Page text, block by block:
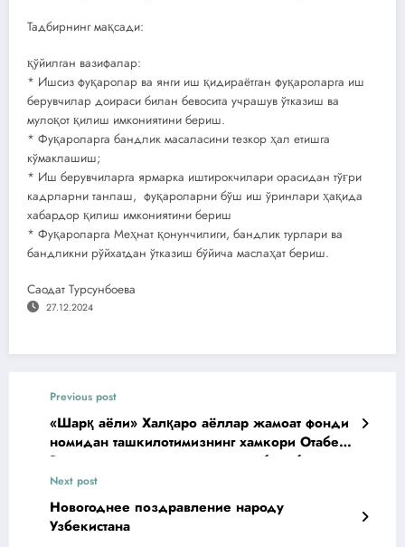
Тадбирнинг мақсади:
қўйилган вазифалар:
* Ишсиз фуқаролар ва янги иш қидираётган фуқароларга иш
берувчилар доираси билан бевосита учрашув ўтказиш ва
мулоқот қилиш имкониятини бериш.
* Фуқароларга бандлик масаласини тезкор ҳал етишга
кўмаклашиш;
* Иш берувчиларга ярмарка иштирокчилари орасидан тўғри
кадрларни танлаш, фуқароларни бўш иш ўринлари ҳақида
хабардор қилиш имкониятини бериш
* Фуқароларга Меҳнат қонунчилиги, бандлик турлари ва
бандликни рўйхатдан ўтказиш бўйича маслаҳат бериш.
Саодат Турсунбоева
27.12.2024
Previous post
«Шарқ аёли» Халқаро аёллар жамоат фонди
номидан ташкилотимизнинг хамкори Отабек
Рахимхужаев вафотлари муносабати билан
оила аъзолари ва яқинларига чуқур таъзия
изҳор этамиз
Next post
Новогоднее поздравление народу
Узбекистана